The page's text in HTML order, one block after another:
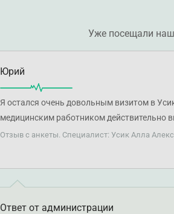
Уже посещали
Юрий
Я остался очень довольным визитом в
медицинским работником действительно
специалисту своего дела!
Отзыв с анкеты. Специалист: Усик Алла
Ответ от администрации